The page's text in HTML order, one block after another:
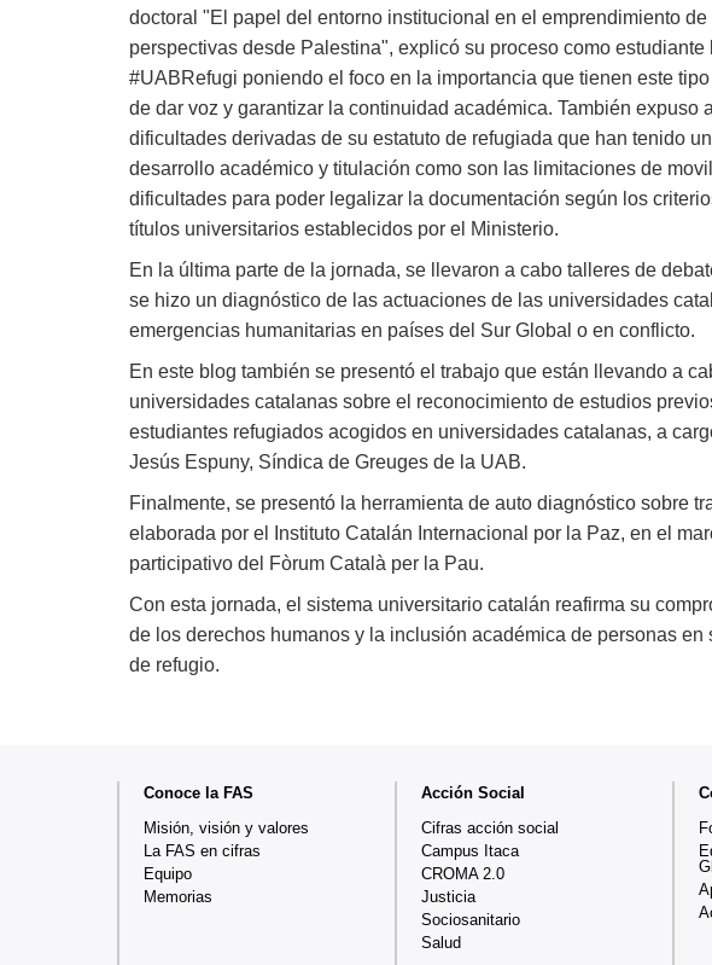
doctoral "El papel del entorno institucional en el emprendimiento de
perspectivas desde Palestina", explicó su proceso como estudiante
#UABRefugi poniendo el foco en la importancia que tienen este
de dar voz y garantizar la continuidad académica. También expuso
dificultades derivadas de su estatuto de refugiada que han tenido
desarrollo académico y titulación como son las limitaciones de
dificultades para poder legalizar la documentación según los
títulos universitarios establecidos por el Ministerio.
En la última parte de la jornada, se llevaron a cabo talleres de
se hizo un diagnóstico de las actuaciones de las universidades
emergencias humanitarias en países del Sur Global o en conflicto.
En este blog también se presentó el trabajo que están llevando a
universidades catalanas sobre el reconocimiento de estudios
estudiantes refugiados acogidos en universidades catalanas, a
Jesús Espuny, Síndica de Greuges de la UAB.
Finalmente, se presentó la herramienta de auto diagnóstico sobre
elaborada por el Instituto Catalán Internacional por la Paz, en el
participativo del Fòrum Català per la Pau.
Con esta jornada, el sistema universitario catalán reafirma su
de los derechos humanos y la inclusión académica de personas en
de refugio.
Conoce la FAS
Misión, visión y valores
La FAS en cifras
Equipo
Memorias
Acción Social
Cifras acción social
Campus Itaca
CROMA 2.0
Justicia
Sociosanitario
Salud